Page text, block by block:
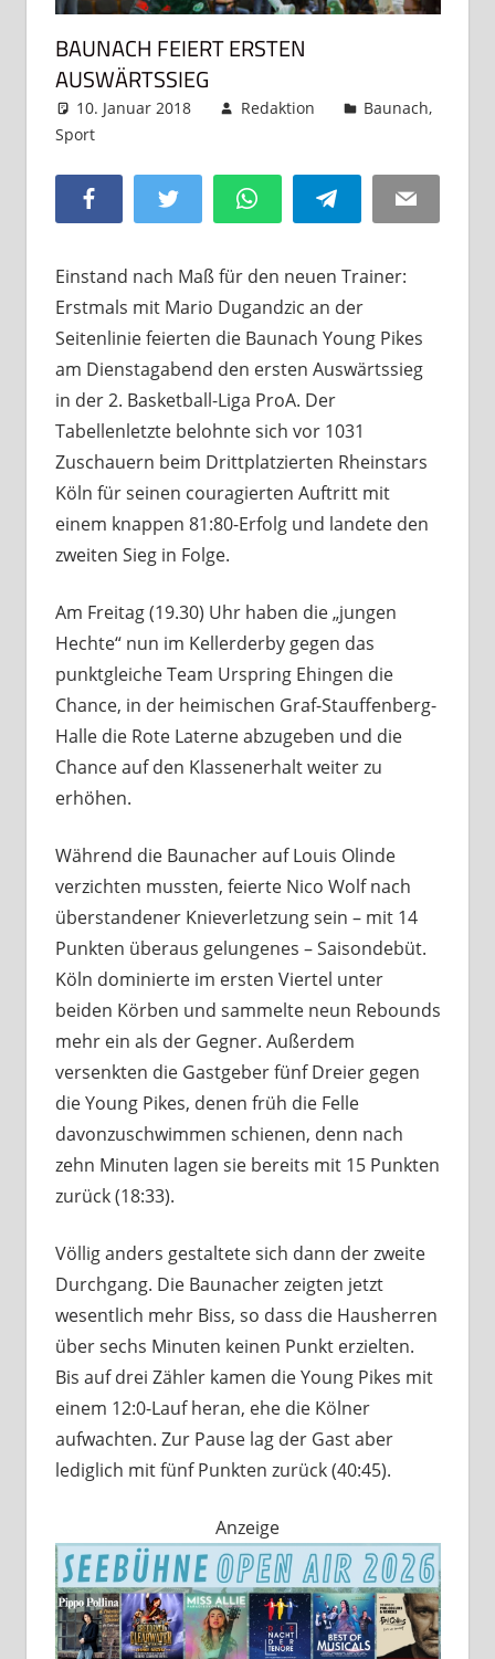
BAUNACH FEIERT ERSTEN
AUSWÄRTSSIEG
10. Januar 2018 Redaktion Baunach,
Sport
Facebook Twitter WhatsAppTelegram Email
Einstand nach Maß für den neuen Trainer:
Erstmals mit Mario Dugandzic an der
Seitenlinie feierten die Baunach Young Pikes
am Dienstagabend den ersten Auswärtssieg
in der 2. Basketball-Liga ProA. Der
Tabellenletzte belohnte sich vor 1031
Zuschauern beim Drittplatzierten Rheinstars
Köln für seinen couragierten Auftritt mit
einem knappen 81:80-Erfolg und landete den
zweiten Sieg in Folge.
Am Freitag (19.30) Uhr haben die „jungen
Hechte“ nun im Kellerderby gegen das
punktgleiche Team Urspring Ehingen die
Chance, in der heimischen Graf-Stauffenberg-
Halle die Rote Laterne abzugeben und die
Chance auf den Klassenerhalt weiter zu
erhöhen.
Während die Baunacher auf Louis Olinde
verzichten mussten, feierte Nico Wolf nach
überstandener Knieverletzung sein – mit 14
Punkten überaus gelungenes – Saisondebüt.
Köln dominierte im ersten Viertel unter
beiden Körben und sammelte neun Rebounds
mehr ein als der Gegner. Außerdem
versenkten die Gastgeber fünf Dreier gegen
die Young Pikes, denen früh die Felle
davonzuschwimmen schienen, denn nach
zehn Minuten lagen sie bereits mit 15 Punkten
zurück (18:33).
Völlig anders gestaltete sich dann der zweite
Durchgang. Die Baunacher zeigten jetzt
wesentlich mehr Biss, so dass die Hausherren
über sechs Minuten keinen Punkt erzielten.
Bis auf drei Zähler kamen die Young Pikes mit
einem 12:0-Lauf heran, ehe die Kölner
aufwachten. Zur Pause lag der Gast aber
lediglich mit fünf Punkten zurück (40:45).
Anzeige